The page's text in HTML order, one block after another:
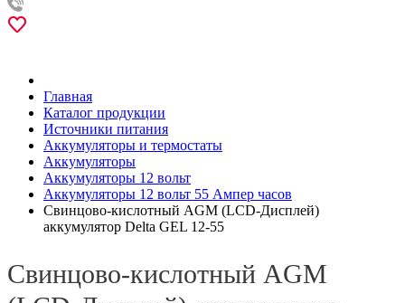
Главная
Каталог продукции
Источники питания
Аккумуляторы и термостаты
Аккумуляторы
Аккумуляторы 12 вольт
Аккумуляторы 12 вольт 55 Ампер часов
Свинцово-кислотный AGM (LCD-Дисплей)
аккумулятор Delta GEL 12-55
Свинцово-кислотный AGM